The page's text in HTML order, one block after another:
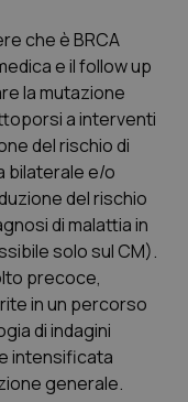
che è BRCA
e il follow up
la mutazione
a interventi
del rischio di
bilaterale e/o
del rischio
di malattia in
solo sul CM).
precoce,
in un percorso
di indagini
intensificata
generale.